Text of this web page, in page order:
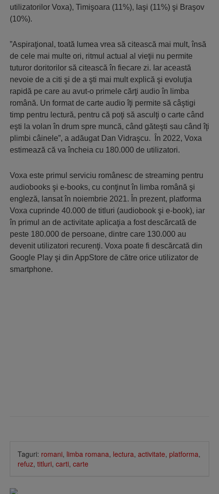
utilizatorilor Voxa), Timişoara (11%), Iaşi (11%) şi Braşov
(10%).
”Aspiraţional, toată lumea vrea să citească mai mult, însă
de cele mai multe ori, ritmul actual al vieţii nu permite
tuturor doritorilor să citească în fiecare zi. Iar această
nevoie de a citi şi de a şti mai mult explică şi evoluţia
rapidă pe care au avut-o primele cărţi audio în limba
română. Un format de carte audio îţi permite să câştigi
timp pentru lectură, pentru că poţi să asculţi o carte când
eşti la volan în drum spre muncă, când găteşti sau când îţi
plimbi câinele”, a adăugat Dan Vidraşcu. În 2022, Voxa
estimează că va încheia cu 180.000 de utilizatori.
Voxa este primul serviciu românesc de streaming pentru
audiobooks şi e-books, cu conţinut în limba română şi
engleză, lansat în noiembrie 2021. În prezent, platforma
Voxa cuprinde 40.000 de titluri (audiobook şi e-book), iar
în primul an de activitate aplicaţia a fost descărcată de
peste 180.000 de persoane, dintre care 130.000 au
devenit utilizatori recurenţi. Voxa poate fi descărcată din
Google Play şi din AppStore de către orice utilizator de
smartphone.
Taguri: romani, limba romana, lectura, activitate, platforma,
refuz, titluri, carti, carte